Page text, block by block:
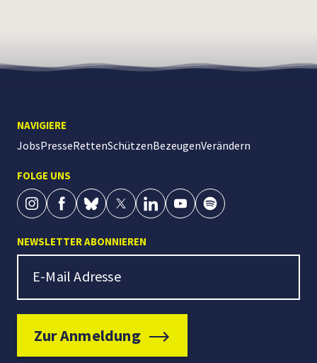
NAVIGIERE
JobsPresseRettenSchützenBezeugenVerändern
FOLGE UNS
NEWSLETTER ABONNIEREN
Newsletter Signup
E-Mail Adresse
Zur Anmeldung